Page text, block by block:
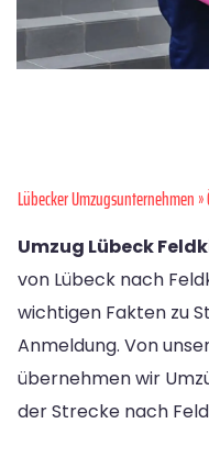
Lübecker Umzugsunternehmen»
Umzug Lübeck
von Lübeck nach
wichtigen Fakten zu
Anmeldung. Von
übernehmen wir
der Strecke nach